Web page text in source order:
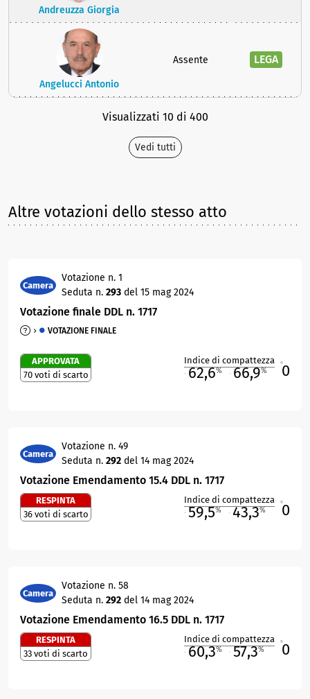
Andreuzza Giorgia
Angelucci Antonio
Assente LEGA
Visualizzati 10 di 400
Vedi tutti
Altre votazioni dello stesso atto
Camera
Votazione n. 1
Seduta n. 293 del 15 mag 2024
Votazione finale DDL n. 1717
VOTAZIONE FINALE
APPROVATA
70 voti di scarto
Indice di compattezza
62,6% 66,9% 0
Camera
Votazione n. 49
Seduta n. 292 del 14 mag 2024
Votazione Emendamento 15.4 DDL n. 1717
RESPINTA
36 voti di scarto
Indice di compattezza
59,5% 43,3% 0
Camera
Votazione n. 58
Seduta n. 292 del 14 mag 2024
Votazione Emendamento 16.5 DDL n. 1717
RESPINTA
33 voti di scarto
Indice di compattezza
60,3% 57,3% 0